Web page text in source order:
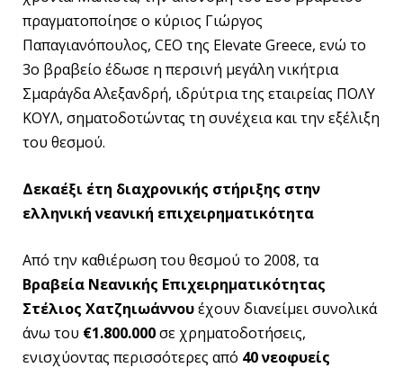
πραγματοποίησε ο κύριος Γιώργος
Παπαγιανόπουλος, CEO της Elevate Greece, ενώ το
3ο βραβείο έδωσε η περσινή μεγάλη νικήτρια
Σμαράγδα Αλεξανδρή, ιδρύτρια της εταιρείας ΠΟΛΥ
ΚΟΥΛ, σηματοδοτώντας τη συνέχεια και την εξέλιξη
του θεσμού.
Δεκαέξι έτη διαχρονικής στήριξης στην
ελληνική νεανική επιχειρηματικότητα
Από την καθιέρωση του θεσμού το 2008, τα
Βραβεία Νεανικής Επιχειρηματικότητας
Στέλιος Χατζηιωάννουέχουν διανείμει συνολικά
άνω του €1.800.000σε χρηματοδοτήσεις,
ενισχύοντας περισσότερες από 40 νεοφυείς